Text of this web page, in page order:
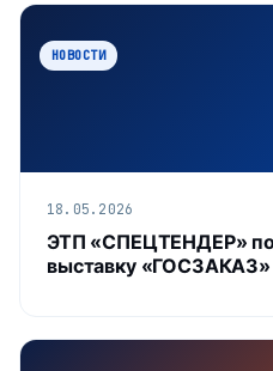
НОВОСТИ
18.05.2026
ЭТП «СПЕЦТЕНДЕР»
выставку «ГОСЗАКАЗ»